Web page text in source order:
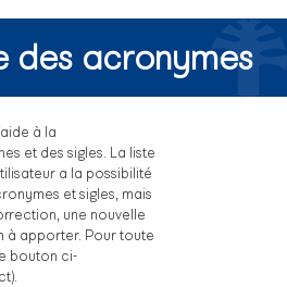
des acronymes
à la
et des sigles. La liste
a la possibilité
et sigles, mais
une nouvelle
à apporter. Pour toute
bouton ci-